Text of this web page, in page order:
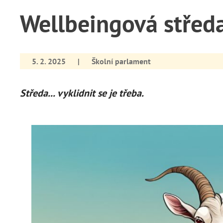
Wellbeingová
5. 2. 2025 | Školní parlament
Středa... vyklidnit se je třeba.